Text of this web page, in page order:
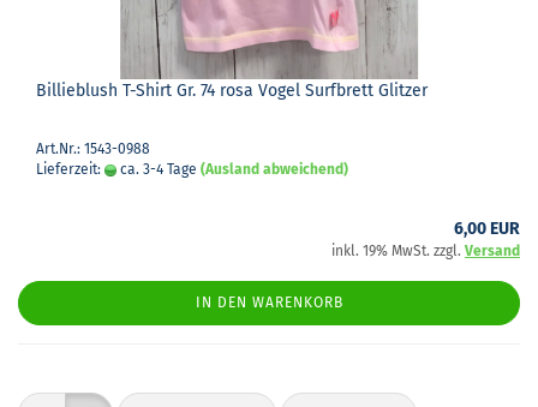
Bil­lieb­lush T-​Shirt Gr. 74 rosa Vogel Surf­brett Glit­zer
Art.Nr.: 1543-0988
Lieferzeit:
ca. 3-4 Tage (Ausland abweichend)
6,00 EUR
inkl. 19% MwSt. zzgl. Versand
IN DEN WARENKORB